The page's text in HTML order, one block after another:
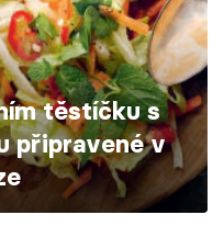
těstíčku s
připravené v